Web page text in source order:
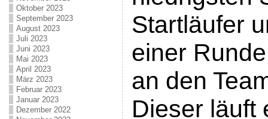
Oktober 2023
September 2023
August 2023
Juli 2023
Juni 2023
Mai 2023
April 2023
März 2023
Februar 2023
Januar 2023
Dezember 2022
Startläufer
einer
an den
Dieser läuft